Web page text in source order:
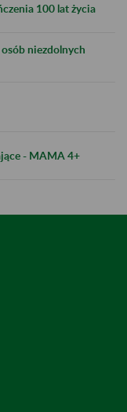
100 lat życia
niezdolnych
- MAMA 4+